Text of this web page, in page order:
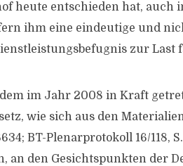
heute entschieden hat, auch
ihm eine eindeutige und
zur Last
im Jahr 2008 in Kraft
wie sich aus den
BT-Plenarprotokoll 16/118,
an den Gesichtspunkten der